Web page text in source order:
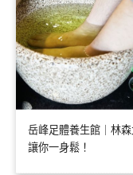
岳峰足體養生館｜林
讓你一身鬆！